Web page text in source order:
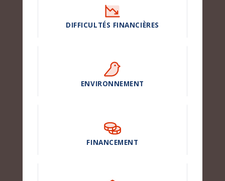
DIFFICULTÉS FINANCIÈRES
ENVIRONNEMENT
FINANCEMENT